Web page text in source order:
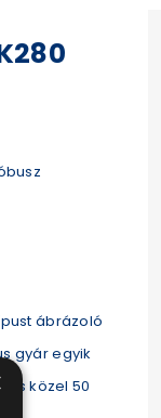
ábrázoló
gyár egyik
közel 50